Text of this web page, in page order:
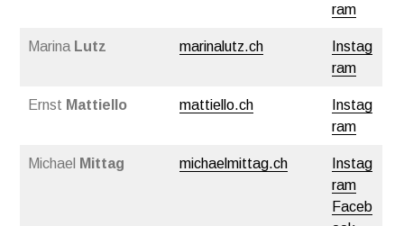
ram
Marina Lutz marinalutz.ch
Instag
ram
Ernst Mattiello mattiello.ch
Instag
ram
Michael Mittag michaelmittag.ch
Instag
ram
Faceb